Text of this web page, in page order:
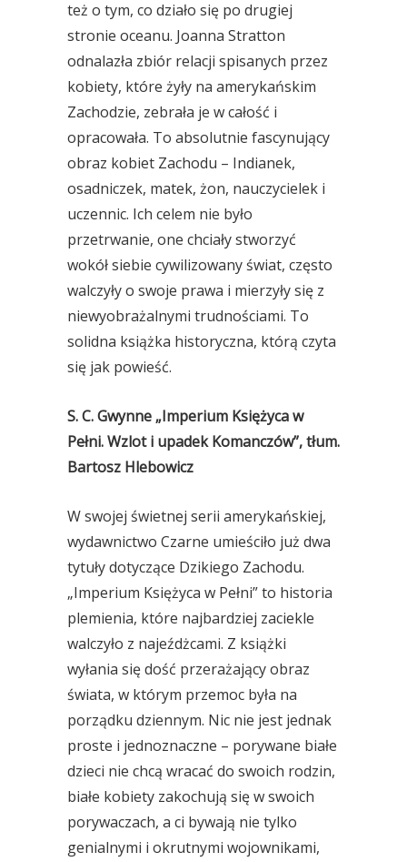
też o tym, co działo się po drugiej
stronie oceanu. Joanna Stratton
odnalazła zbiór relacji spisanych przez
kobiety, które żyły na amerykańskim
Zachodzie, zebrała je w całość i
opracowała. To absolutnie fascynujący
obraz kobiet Zachodu – Indianek,
osadniczek, matek, żon, nauczycielek i
uczennic. Ich celem nie było
przetrwanie, one chciały stworzyć
wokół siebie cywilizowany świat, często
walczyły o swoje prawa i mierzyły się z
niewyobrażalnymi trudnościami. To
solidna książka historyczna, którą czyta
się jak powieść.
S. C. Gwynne „Imperium Księżyca w
Pełni. Wzlot i upadek Komanczów”, tłum.
Bartosz Hlebowicz
W swojej świetnej serii amerykańskiej,
wydawnictwo Czarne umieściło już dwa
tytuły dotyczące Dzikiego Zachodu.
„Imperium Księżyca w Pełni” to historia
plemienia, które najbardziej zaciekle
walczyło z najeźdżcami. Z książki
wyłania się dość przerażający obraz
świata, w którym przemoc była na
porządku dziennym. Nic nie jest jednak
proste i jednoznaczne – porywane białe
dzieci nie chcą wracać do swoich rodzin,
białe kobiety zakochują się w swoich
porywaczach, a ci bywają nie tylko
genialnymi i okrutnymi wojownikami,